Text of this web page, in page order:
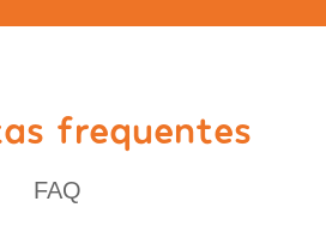
frequentes
FAQ